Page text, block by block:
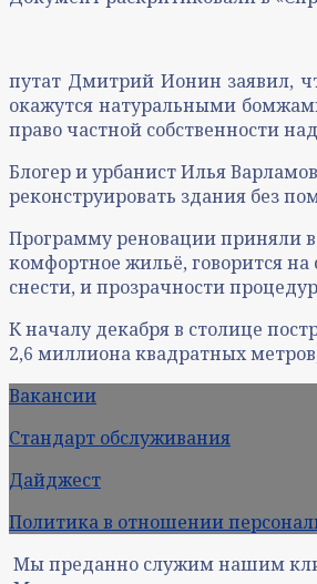
путат Дмитрий Ионин заявил,
окажутся натуральными
право частной собственности
Блогер и урбанист Илья
реконструировать здания без
Программу реновации приняли в
комфортное жильё, говорится
снести, и прозрачности
К началу декабря в столице
2,6 миллиона квадратных
Вакансии
Стандарт обслуживания
Дайджест
Политика в отношении
Мы преданно служим нашим